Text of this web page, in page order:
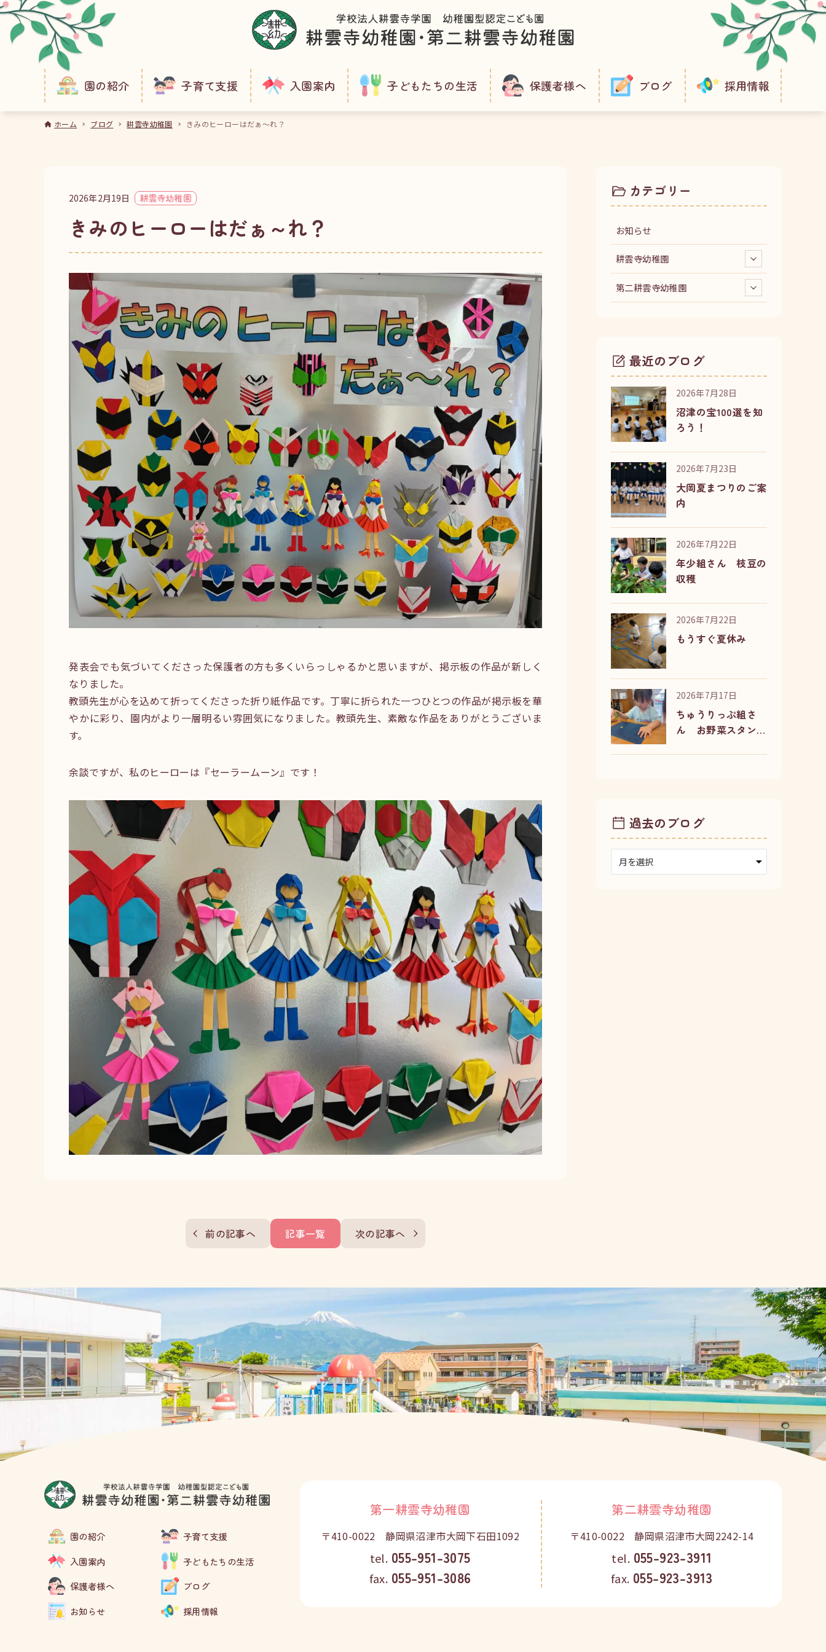
園の紹介 子育て支援 入園案内 子どもたちの生活 保護者様へ ブログ 採用情報
ホーム ブログ 耕雲寺幼稚園 きみのヒーローはだぁ～れ？
きみのヒーローはだぁ～れ？
2026年2月19日 耕雲寺幼稚園
発表会でも気づいてくださった保護者の方も多くいらっしゃるかと思いますが、掲示板の作品が新しく
なりました。
教頭先生が心を込めて折ってくださった折り紙作品です。丁寧に折られた一つひとつの作品が掲示板を華
やかに彩り、園内がより一層明るい雰囲気になりました。教頭先生、素敵な作品をありがとうございま
す。
余談ですが、私のヒーローは『セーラームーン』です！
前の記事へ 記事一覧 次の記事へ
カテゴリー
お知らせ
耕雲寺幼稚園
第二耕雲寺幼稚園
最近のブログ
沼津の宝100選を知
ろう！
2026年7月28日
大岡夏まつりのご案
内
2026年7月23日
年少組さん 枝豆の
収穫
2026年7月22日
もうすぐ夏休み
2026年7月22日
ちゅうりっぷ組さ
ん お野菜スタンプ
2026年7月17日
過去のブログ
ー
園の紹介
子育て支援
入園案内
子どもたちの生活
保護者様へ
ブログ
お知らせ
採用情報
第一耕雲寺幼稚園
〒410-0022 静岡県沼津市大岡下石田1092
tel. 055-951-3075
fax. 055-951-3086
第二耕雲寺幼稚園
〒410-0022 静岡県沼津市大岡2242-14
tel. 055-923-3911
fax. 055-923-3913